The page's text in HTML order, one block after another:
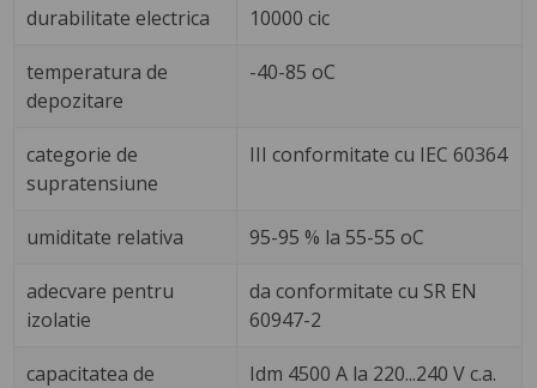
durabilitate electrica 10000 cic
temperatura de
depozitare
-40-85 oC
categorie de
supratensiune
III conformitate cu IEC 60364
umiditate relativa 95-95 % la 55-55 oC
adecvare pentru
izolatie
da conformitate cu SR EN
60947-2
capacitatea de
Idm 4500 A la 220...240 V c.a.